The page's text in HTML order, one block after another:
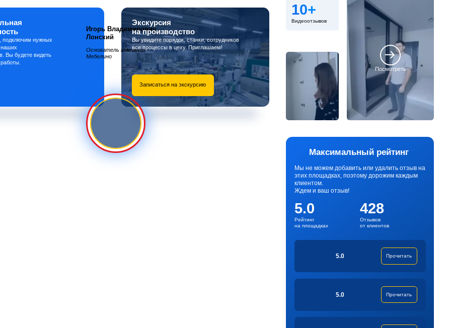
Игорь Владимирович
Лонский
Основатель компании
Мебелино
подключим нужных
Вы будете видеть
Экскурсия
на производство
Вы увидите порядок, станки, сотрудников
все процессы в цеху. Приглашаем!
Записаться на экскурсию
10+
Видеоотзывов
Посмотреть
Максимальный рейтинг
Мы не можем добавить или удалить отзыв на
этих площадках, поэтому дорожим каждым
клиентом.
Ждем и ваш отзыв!
5.0
Рейтинг
на площадках
428
Отзывов
от клиентов
5.0 Прочитать
5.0 Прочитать